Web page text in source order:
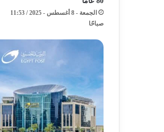
الجمعة - 8 أغسطس - 2025 / 11:53
صباحًا